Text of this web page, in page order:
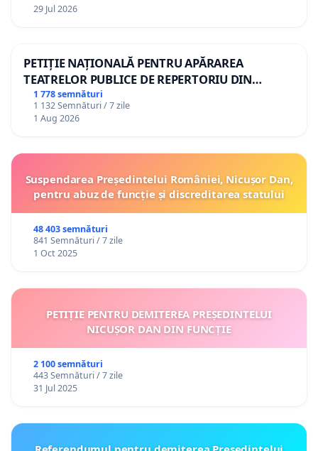
29 Jul 2026
PETIȚIE NAȚIONALĂ PENTRU APĂRAREA
TEATRELOR PUBLICE DE REPERTORIU DIN
ROMÂNIA
1 778 semnături
1 132 Semnături / 7 zile
1 Aug 2026
Suspendarea Președintelui României, Nicușor Dan,
pentru abuz de funcție și discreditarea statului
48 403 semnături
841 Semnături / 7 zile
1 Oct 2025
PETIȚIE PENTRU DEMITEREA PREȘEDINTELUI
NICUȘOR DAN DIN FUNCȚIE
2 100 semnături
443 Semnături / 7 zile
31 Jul 2025